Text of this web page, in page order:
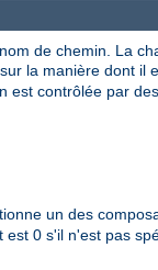
de chemin. La
la manière dont il
est contrôlée par
un des
0 s'il n'est pas